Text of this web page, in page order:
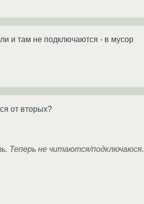
и там не подключаются - в мусор
от вторых?
Теперь не читаются/подключаюся.